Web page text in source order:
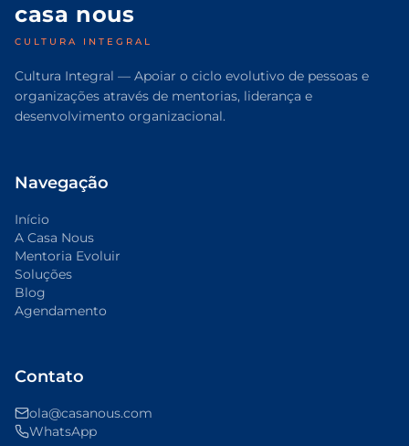
casa nous
CULTURA INTEGRAL
Cultura Integral — Apoiar o ciclo evolutivo de pessoas e
organizações através de mentorias, liderança e
desenvolvimento organizacional.
Navegação
Início
A Casa Nous
Mentoria Evoluir
Soluções
Blog
Agendamento
Contato
ola@casanous.com
WhatsApp